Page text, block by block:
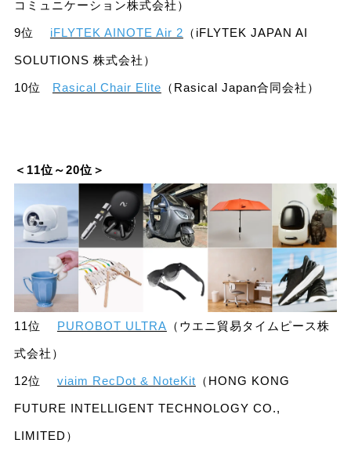
コミュニケーション株式会社）
9位 iFLYTEK AINOTE Air 2 （iFLYTEK JAPAN AI
SOLUTIONS 株式会社）
10位 Rasical Chair Elite （Rasical Japan合同会社）
＜11位～20位＞
11位 PUROBOT ULTRA （ウエニ貿易タイムピース株
式会社）
12位 viaim RecDot & NoteKit （HONG KONG
FUTURE INTELLIGENT TECHNOLOGY CO.,
LIMITED）